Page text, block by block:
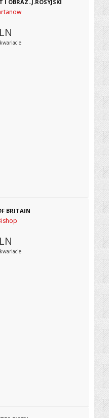
I OBRAZ..J.ROSYJSKI
BRITAIN